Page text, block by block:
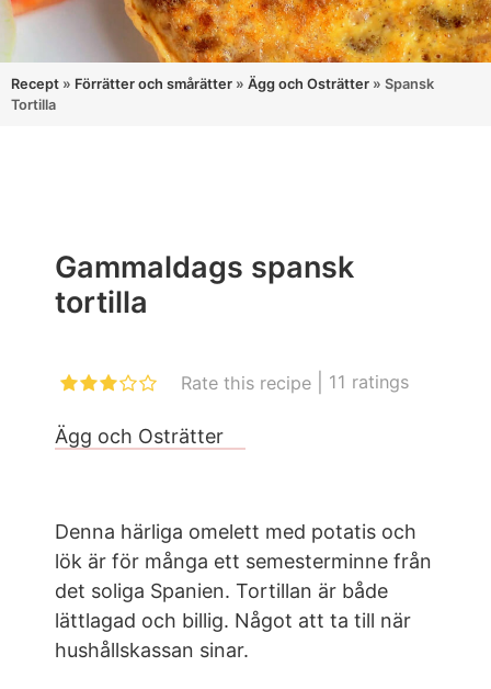
Recept » Förrätter och smårätter » Ägg och Osträtter » Spansk
Tortilla
Gammaldags spansk
tortilla
Rate this recipe 11 ratings
Ägg och Osträtter
Denna härliga omelett med potatis och
lök är för många ett semesterminne från
det soliga Spanien. Tortillan är både
lättlagad och billig. Något att ta till när
hushållskassan sinar.